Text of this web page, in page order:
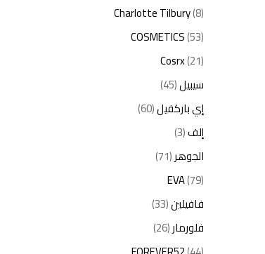
Charlotte Tilbury(8)
COSMETICS(53)
Cosrx(21)
سيبيل(45)
إي باركفيل(60)
إلف(3)
الجوهر(71)
EVA(79)
فافيلين(33)
فلورمار(26)